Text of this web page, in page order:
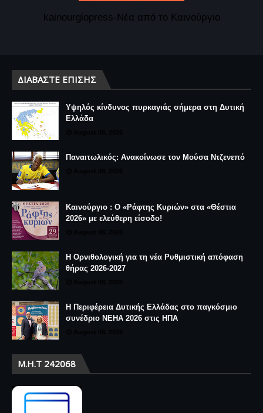
kainourgiopress-Νέα από το Καινούργιο
ΔΙΑΒΆΣΤΕ ΕΠΊΣΗΣ
Υψηλός κίνδυνος πυρκαγιάς σήμερα στη Δυτική
Ελλάδα
Παναιτωλικός: Ανακοίνωσε τον Μούσα Ντζενεπό
Καινούργιο : Ο «Ράφτης Κυριών» στα «Θέστια
2026» με ελεύθερη είσοδο!
Η Ορνιθολογική για τη νέα Ρυθμιστική απόφαση
θήρας 2026-2027
Η Περιφέρεια Δυτικής Ελλάδας στο παγκόσμιο
συνέδριο NEHA 2026 στις ΗΠΑ
Μ.Η.Τ 242068